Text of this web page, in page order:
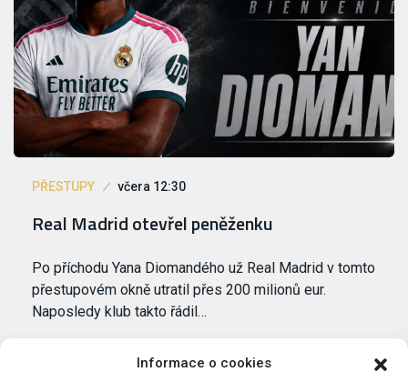
Informace o cookies
PŘESTUPY včera 12:30
Real Madrid otevřel peněženku
Po příchodu Yana Diomandého už Real Madrid v tomto
přestupovém okně utratil přes 200 milionů eur.
Naposledy klub takto řádil…